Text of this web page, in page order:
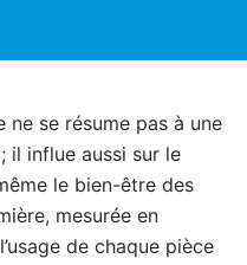
ne se résume pas à une
il influe aussi sur le
le bien-être des
mesurée en
de chaque pièce